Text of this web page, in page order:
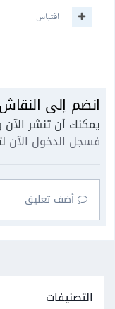
اقتباس
انضم إلى النقاش
يمكنك أن تنشر
فسجل الدخول الآن
أضف تعليق
التصنيفات